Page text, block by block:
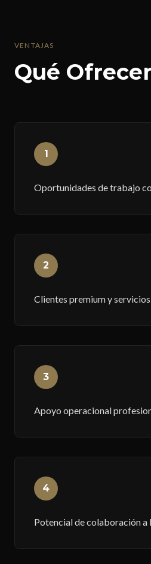
VENTAJAS
Qué
1
Oportunidades de trabajo
2
Clientes premium y servicios
3
Apoyo operacional
4
Potencial de colaboración a